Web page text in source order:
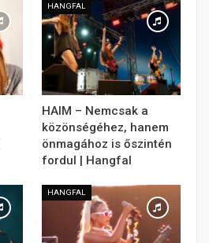
HANGFAL
HAIM – Nemcsak a
közönségéhez, hanem
önmagához is őszintén
fordul | Hangfal
HANGFAL